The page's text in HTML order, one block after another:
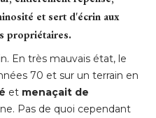
et sert d'écrin aux
propriétaires.
En très mauvais état, le
70 et sur un terrain en
et menaçait de
Pas de quoi cependant